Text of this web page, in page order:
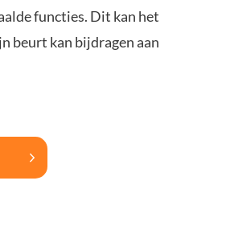
functies. Dit kan het
beurt kan bijdragen aan